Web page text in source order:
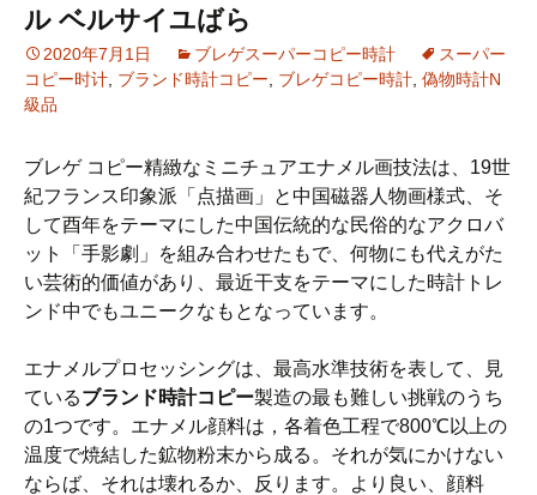
ル ベルサイユばら
2020年7月1日 ブレゲスーパーコピー時計
スーパー
コピー时计 ブランド時計コピー ブレゲコピー時計 偽物時計N
級品
ブレゲ コピー精緻なミニチュアエナメル画技法は、19世
紀フランス印象派「点描画」と中国磁器人物画様式、そ
して酉年をテーマにした中国伝統的な民俗的なアクロバ
ット「手影劇」を組み合わせたもで、何物にも代えがた
い芸術的価値があり、最近干支をテーマにした時計トレ
ンド中でもユニークなもとなっています。
エナメルプロセッシングは、最高水準技術を表して、見
ているブランド時計コピー製造の最も難しい挑戦のうち
の1つです。エナメル顔料は，各着色工程で800℃以上の
温度で焼結した鉱物粉末から成る。それが気にかけない
ならば、それは壊れるか、反ります。より良い、顔料